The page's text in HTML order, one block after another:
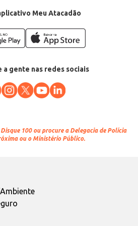
Meu Atacadão
a gente nas redes sociais
Disque 100 ou procure a Delegacia de Polícia
ou o Ministério Público.